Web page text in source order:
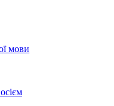
мови